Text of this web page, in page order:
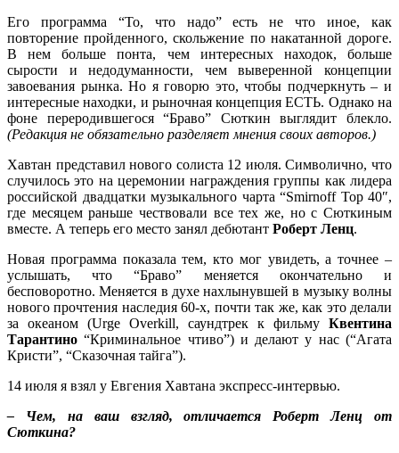
Его программа “То, что надо” есть не что иное, как
повторение пройденного, скольжение по накатанной дороге.
В нем больше понта, чем интересных находок, больше
сырости и недодуманности, чем выверенной концепции
завоевания рынка. Но я говорю это, чтобы подчеркнуть – и
интересные находки, и рыночная концепция ЕСТЬ. Однако на
фоне переродившегося “Браво” Сюткин выглядит блекло.
(Редакция не обязательно разделяет мнения своих авторов.)
Хавтан представил нового солиста 12 июля. Символично, что
случилось это на церемонии награждения группы как лидера
российской двадцатки музыкального чарта “Smirnoff Top 40″,
где месяцем раньше чествовали все тех же, но с Сюткиным
вместе. А теперь его место занял дебютант Роберт Ленц.
Новая программа показала тем, кто мог увидеть, а точнее –
услышать, что “Браво” меняется окончательно и
бесповоротно. Меняется в духе нахлынувшей в музыку волны
нового прочтения наследия 60-х, почти так же, как это делали
за океаном (Urge Overkill, саундтрек к фильму Квентина
Тарантино “Криминальное чтиво”) и делают у нас (“Агата
Кристи”, “Сказочная тайга”).
14 июля я взял у Евгения Хавтана экспресс-интервью.
– Чем, на ваш взгляд, отличается Роберт Ленц от
Сюткина?